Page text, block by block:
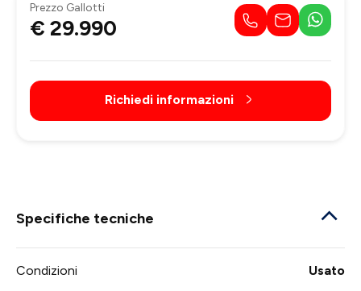
Prezzo Gallotti
€ 29.990
Richiedi informazioni
Specifiche tecniche
Condizioni Usato